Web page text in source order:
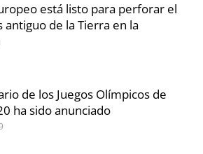
está listo para perforar el
antiguo de la Tierra en la
de los Juegos Olímpicos de
ha sido anunciado